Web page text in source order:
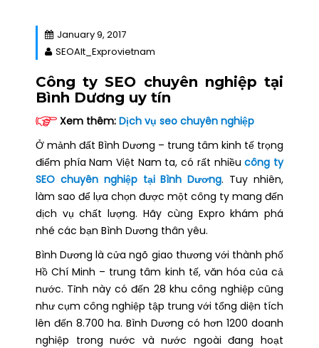
January 9, 2017
SEOAlt_Exprovietnam
Công ty SEO chuyên nghiệp tại
Bình Dương uy tín
Xem thêm: Dịch vụ seo chuyên nghiệp
Ở mảnh đất Bình Dương – trung tâm kinh tế trọng
điểm phía Nam Việt Nam ta, có rất nhiềucông ty
SEO chuyên nghiệp tại Bình Dương. Tuy nhiên,
làm sao để lựa chọn được một công ty mang đến
dịch vụ chất lượng. Hãy cùng Expro khám phá
nhé các bạn Bình Dương thân yêu.
Bình Dương là cửa ngõ giao thương với thành phố
Hồ Chí Minh – trung tâm kinh tế, văn hóa của cả
nước. Tỉnh này có đến 28 khu công nghiệp cũng
như cụm công nghiệp tập trung với tổng diện tích
lên đến 8.700 ha. Bình Dương có hơn 1200 doanh
nghiệp trong nước và nước ngoài đang hoạt